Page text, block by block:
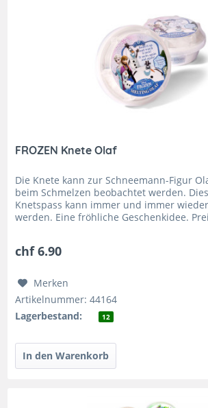
FROZEN Knete Olaf
Die Knete kann zur Schneemann-Figur
beim Schmelzen beobachtet werden.
Knetspass kann immer und immer
werden. Eine fröhliche Geschenkidee.
chf 6.90
Merken
Artikelnummer: 44164
Lagerbestand:
12